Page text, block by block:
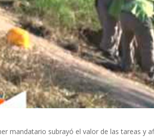
mandatario subrayó el valor de las tareas y